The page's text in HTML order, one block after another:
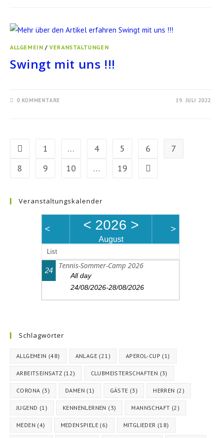
ALLGEMEIN /VERANSTALTUNGEN
Swingt mit uns !!!
0 KOMMENTARE 19. JULI 2022
Zur vorherigen Seite
1 … 4 5 6
7
8
9 10 … 19 Zur nächsten Seite
Veranstaltungskalender
< < 2026 >
August
>
List
24
Tennis-Sommer-Camp 2026
All day
24/08/2026-28/08/2026
Schlagwörter
ALLGEMEIN (48) ANLAGE (21) APEROL-CUP (1)
ARBEITSEINSATZ(12) CLUBMEISTERSCHAFTEN (3)
CORONA (3) DAMEN (1) GÄSTE (3) HERREN (2)
JUGEND (1) KENNENLERNEN (3) MANNSCHAFT (2)
MEDEN (4) MEDENSPIELE (6) MITGLIEDER (18)